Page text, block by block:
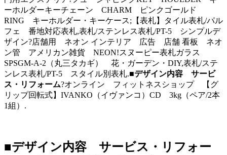
ーホルダーキーチェーン CHARM ピンクゴールド
RING キーホルダー・キーケース;【表札】タイル表札/パル
フェ 番地対応表札,表札/ステンレス表札/PT-5 シンプルデ
ザイン?店舗用 ネオン インテリア 広告 店舗 看板 ネオ
ン管 アメリカン雑貨 NEON!スヌーピー表札ガラス
SPSGM-A-2（丸三タカギ） 花・ガーデン・DIY,表札/ステ
ンレス表札/PT-5 スタイル別表札.■デザイン内容 サービ
ス・リフォーム?オンライン フィットネスショップ 【グ
リップ回転式】IVANKO（イヴァンコ）CD 3kg（ペア/2本
1組）.
■デザイン内容 サービス・リフォー